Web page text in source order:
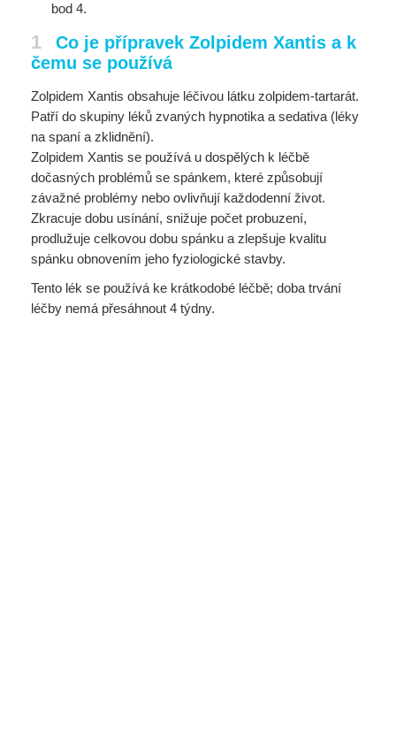
bod 4.
1
Co je přípravek Zolpidem Xantis a k
čemu se používá
Zolpidem Xantis obsahuje léčivou látku zolpidem-tartarát.
Patří do skupiny léků zvaných hypnotika a sedativa (léky
na spaní a zklidnění).
Zolpidem Xantis se používá u dospělých k léčbě
dočasných problémů se spánkem, které způsobují
závažné problémy nebo ovlivňují každodenní život.
Zkracuje dobu usínání, snižuje počet probuzení,
prodlužuje celkovou dobu spánku a zlepšuje kvalitu
spánku obnovením jeho fyziologické stavby.
Tento lék se používá ke krátkodobé léčbě; doba trvání
léčby nemá přesáhnout 4 týdny.